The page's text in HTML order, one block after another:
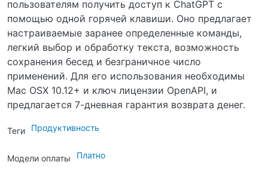
пользователям получить доступ к ChatGPT с
помощью одной горячей клавиши. Оно предлагает
настраиваемые заранее определенные команды,
легкий выбор и обработку текста, возможность
сохранения бесед и безграничное число
применений. Для его использования необходимы
Mac OSX 10.12+ и ключ лицензии OpenAPI, и
предлагается 7-дневная гарантия возврата денег.
Теги Продуктивность
Модели оплаты Платно